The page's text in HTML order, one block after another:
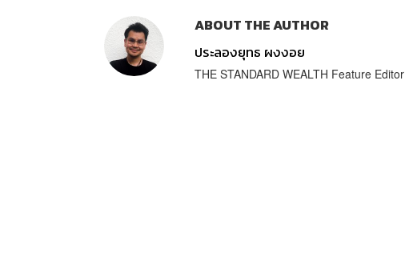
ABOUT THE AUTHOR
ประลองยุทธ ผงงอย
THE STANDARD WEALTH Feature Editor